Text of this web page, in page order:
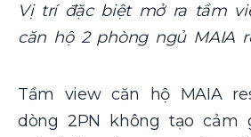
Vị trí đặc biệt mở ra tầm
căn hộ 2 phòng ngủ MAIA
Tầm view căn hộ MAIA
dòng 2PN không tạo cảm